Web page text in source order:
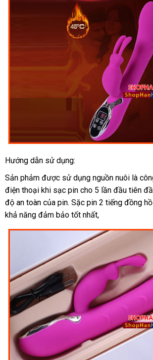
Hướng dẫn sử dụng:
Sản phảm giá
bán
lẻ
được sử dụng nguồn nuôi là
điện thoại khi sạc pin cho 5 lần đầu tiên
độ an toàn chợ
của pintự
động
. Sặc pin 2 tiếng đồng
khả năng đảm bảo tốt nhất,